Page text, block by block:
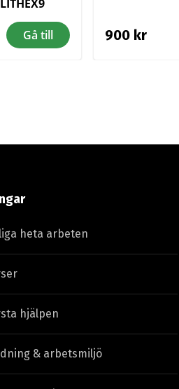
Gå till 900 kr
heta arbeten
hjälpen
& arbetsmiljö